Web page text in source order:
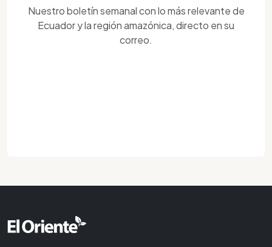
Nuestro boletín semanal con lo más relevante de
Ecuador y la región amazónica, directo en su
correo.